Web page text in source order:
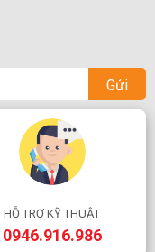
Gửi
HỖ TRỢ KỸ THUẬT
0946.916.986